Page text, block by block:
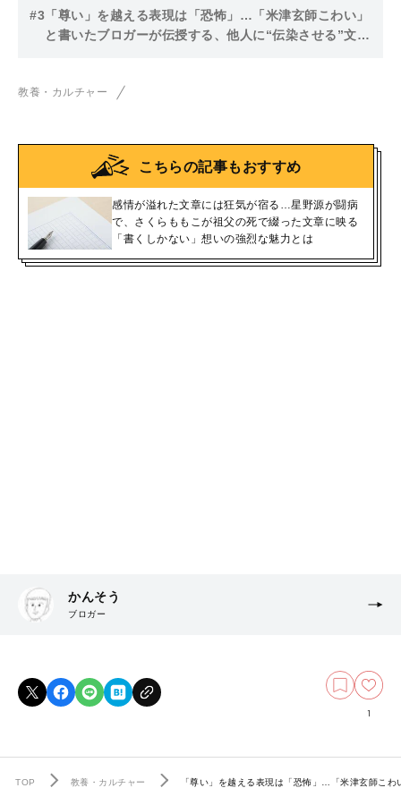
たったひとつのポイント
#3 「尊い」を越える表現は「恐怖」…「米津玄師こわい」
と書いたブロガーが伝授する、他人に“伝染させる”文章
教養・カルチャー
こちらの記事もおすすめ
感情が溢れた文章には狂気が宿る…星野源が闘病
で、さくらももこが祖父の死で綴った文章に映る
「書くしかない」想いの強烈な魅力とは
かんそう
ブロガー
1
TOP 教養・カルチャー 「尊い」を越える表現は「恐怖」…「米津玄師こ